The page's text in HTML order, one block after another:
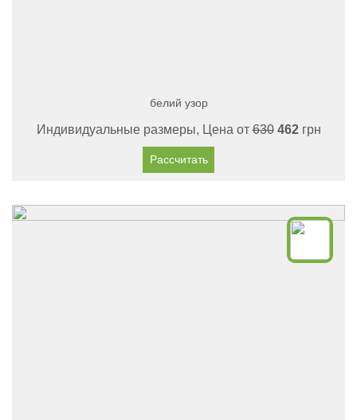
белий узор
Индивидуальные размеры, Цена от630 462грн
Рассчитать